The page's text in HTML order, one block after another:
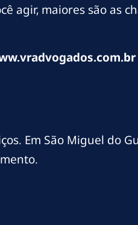
agir, maiores são as
Em São Miguel do